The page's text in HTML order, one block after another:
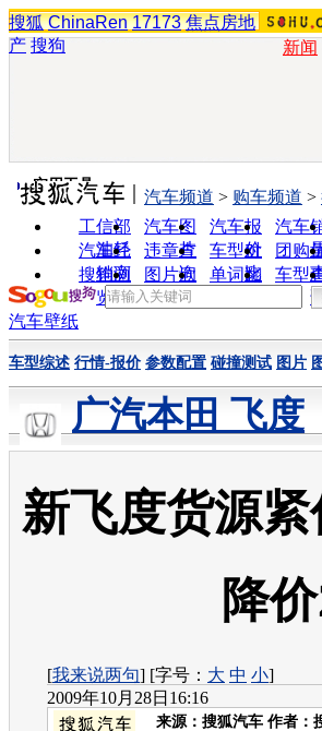
搜狐 ChinaRen 17173 焦点房地
产 搜狗 新闻
实用工具
工信部
油耗
汽车图
片
汽车报
价
汽车
汽车经
销商
违章查
询
车型对
比
团购
搜狗浏
览器
图片欣
赏
单词翻
车型
汽车频道 > 购车频道 >
汽车壁纸
车型综述 行情-报价 参数配置 碰撞测试 图片
广汽本田 飞度
新飞度货源
降
[我来说两句] [字号： 大 中 小]
2009年10月28日16:16
来源： 搜狐汽车 作者：